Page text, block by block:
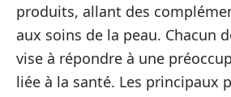
produits, allant des
aux soins de la peau. Chacun
vise à répondre à une
liée à la santé. Les principaux